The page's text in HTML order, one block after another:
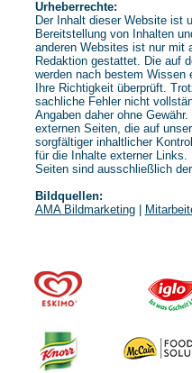
Urheberrechte:
Der Inhalt dieser Website ist
Bereitstellung von Inhalten
anderen Websites ist nur mit
Redaktion gestattet. Die auf
werden nach bestem
Ihre Richtigkeit überprüft.
sachliche Fehler nicht
Angaben daher ohne
externen Seiten, die auf
sorgfältiger inhaltlicher
für die Inhalte externer
Seiten sind ausschließlich
Bildquellen:
AMA Bildmarketing|